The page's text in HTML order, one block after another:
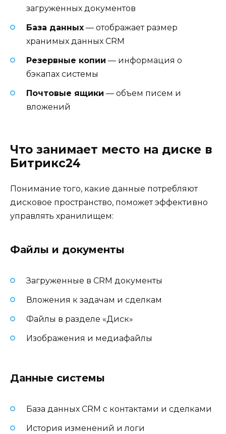
загруженных документов
База данных — отображает размер
хранимых данных CRM
Резервные копии — информация о
бэкапах системы
Почтовые ящики — объем писем и
вложений
Что занимает место на диске в
Битрикс24
Понимание того, какие данные потребляют
дисковое пространство, поможет эффективно
управлять хранилищем:
Файлы и документы
Загруженные в CRM документы
Вложения к задачам и сделкам
Файлы в разделе «Диск»
Изображения и медиафайлы
Данные системы
База данных CRM с контактами и сделками
История изменений и логи